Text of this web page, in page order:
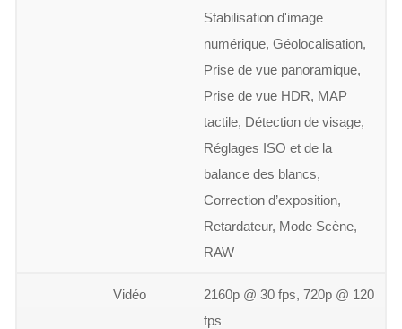
Stabilisation d'image
numérique, Géolocalisation,
Prise de vue panoramique,
Prise de vue HDR, MAP
tactile, Détection de visage,
Réglages ISO et de la
balance des blancs,
Correction d’exposition,
Retardateur, Mode Scène,
RAW
Vidéo
2160p @ 30 fps, 720p @ 120
fps